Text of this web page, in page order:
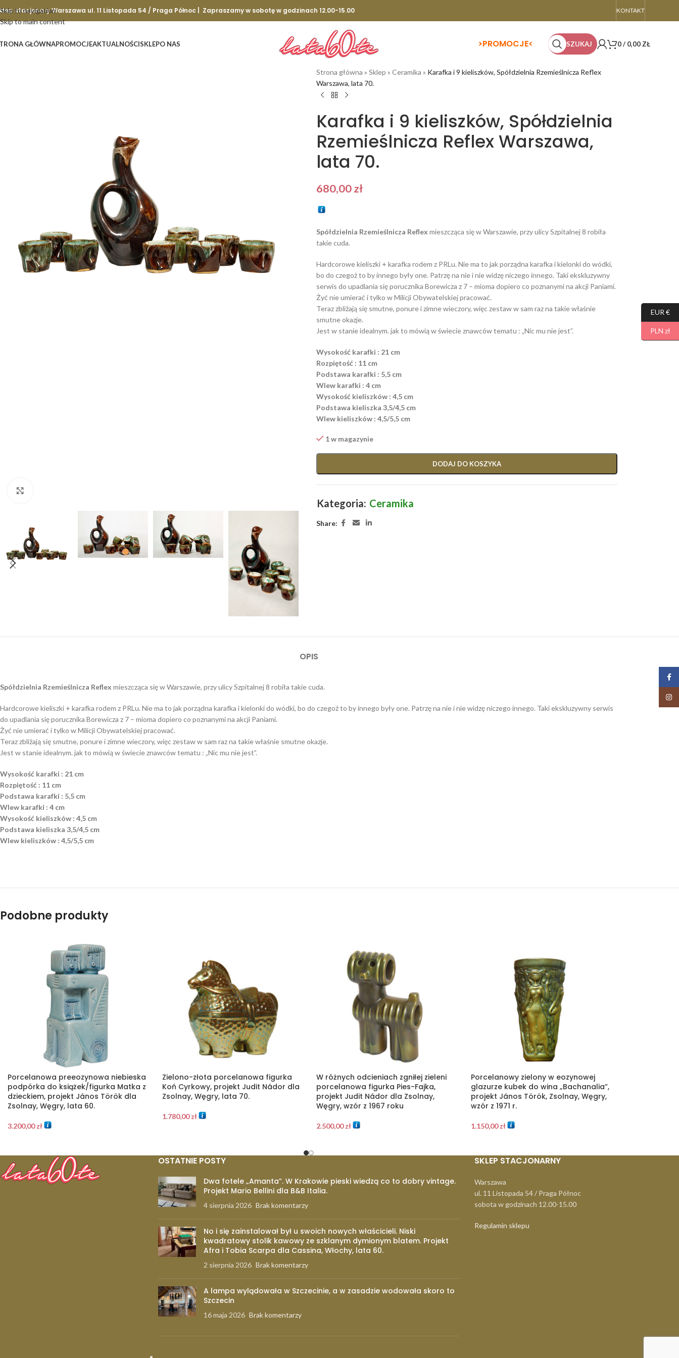
Skip to navigation
Skip to main content
stacjonary Warszawa ul. 11 Listopada 54 / Praga Północ | Zapraszamy w sobotę w godzinach 12.00-15.00 KONTAKT
GŁÓWNAPROMOCJEAKTUALNOŚCISKLEPO NAS >PROMOCJE< SZUKAJ 0/ 0,00 ZŁ
Strona główna » Sklep » Ceramika » Karafka i 9 kieliszków, Spółdzielnia Rzemieślnicza Reflex
Warszawa, lata 70.
Karafka i 9 kieliszków, Spółdzielnia
Rzemieślnicza Reflex Warszawa,
lata 70.
680,00zł
Spółdzielnia Rzemieślnicza Reflex mieszcząca się w Warszawie, przy ulicy Szpitalnej 8 robiła
takie cuda.
Hardcorowe kieliszki + karafka rodem z PRLu. Nie ma to jak porządna karafka i kielonki do wódki,
bo do czegoż to by innego były one. Patrzę na nie i nie widzę niczego innego. Taki ekskluzywny
serwis do upadlania się porucznika Borewicza z 7 – mioma dopiero co poznanymi na akcji Paniami.
Żyć nie umierać i tylko w Milicji Obywatelskiej pracować.
Teraz zbliżają się smutne, ponure i zimne wieczory, więc zestaw w sam raz na takie właśnie
smutne okazje.
Jest w stanie idealnym. jak to mówią w świecie znawców tematu : „Nic mu nie jest”.
Wysokość karafki : 21 cm
Rozpiętość : 11 cm
Podstawa karafki : 5,5 cm
Wlew karafki : 4 cm
Wysokość kieliszków : 4,5 cm
Podstawa kieliszka 3,5/4,5 cm
Wlew kieliszków : 4,5/5,5 cm
1 w magazynie
DODAJ DO KOSZYKA
Kategoria: Ceramika
Share:
OPIS
Spółdzielnia Rzemieślnicza Reflex mieszcząca się w Warszawie, przy ulicy Szpitalnej 8 robiła takie cuda.
Hardcorowe kieliszki + karafka rodem z PRLu. Nie ma to jak porządna karafka i kielonki do wódki, bo do czegoż to by innego były one. Patrzę na nie i nie widzę niczego innego. Taki ekskluzywny serwis
do upadlania się porucznika Borewicza z 7 – mioma dopiero co poznanymi na akcji Paniami.
Żyć nie umierać i tylko w Milicji Obywatelskiej pracować.
Teraz zbliżają się smutne, ponure i zimne wieczory, więc zestaw w sam raz na takie właśnie smutne okazje.
Jest w stanie idealnym. jak to mówią w świecie znawców tematu : „Nic mu nie jest”.
Wysokość karafki : 21 cm
Rozpiętość : 11 cm
Podstawa karafki : 5,5 cm
Wlew karafki : 4 cm
Wysokość kieliszków : 4,5 cm
Podstawa kieliszka 3,5/4,5 cm
Wlew kieliszków : 4,5/5,5 cm
Podobne produkty
Porcelanowa preeozynowa niebieska
podpórka do książek/figurka Matka z
dzieckiem, projekt János Török dla
Zsolnay, Węgry, lata 60.
3.200,00zł
Zielono-złota porcelanowa figurka
Koń Cyrkowy, projekt Judit Nádor dla
Zsolnay, Węgry, lata 70.
1.780,00zł
W różnych odcieniach zgniłej zieleni
porcelanowa figurka Pies-Fajka,
projekt Judit Nádor dla Zsolnay,
Węgry, wzór z 1967 roku
2.500,00zł
Porcelanowy zielony w eozynowej
glazurze kubek do wina „Bachanalia”,
projekt János Török, Zsolnay, Węgry,
wzór z 1971 r.
1.150,00zł
OSTATNIE POSTY
Dwa fotele „Amanta”. W Krakowie pieski wiedzą co to dobry vintage.
Projekt Mario Bellini dla B&B Italia.
4 sierpnia 2026 Brak komentarzy
No i się zainstalował był u swoich nowych właścicieli. Niski
kwadratowy stolik kawowy ze szklanym dymionym blatem. Projekt
Afra i Tobia Scarpa dla Cassina, Włochy, lata 60.
2 sierpnia 2026 Brak komentarzy
A lampa wylądowała w Szczecinie, a w zasadzie wodowała skoro to
Szczecin
16 maja 2026 Brak komentarzy
SKLEP STACJONARNY
Warszawa
ul. 11 Listopada 54 / Praga Północ
sobota w godzinach 12.00-15.00
Regulamin sklepu
EUR €
PLN zł